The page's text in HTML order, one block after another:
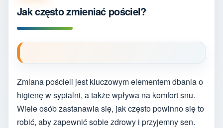
Jak często zmieniać pościel?
Zmiana pościeli jest kluczowym elementem dbania o
higienę w sypialni, a także wpływa na komfort snu.
Wiele osób zastanawia się, jak często powinno się to
robić, aby zapewnić sobie zdrowy i przyjemny sen.